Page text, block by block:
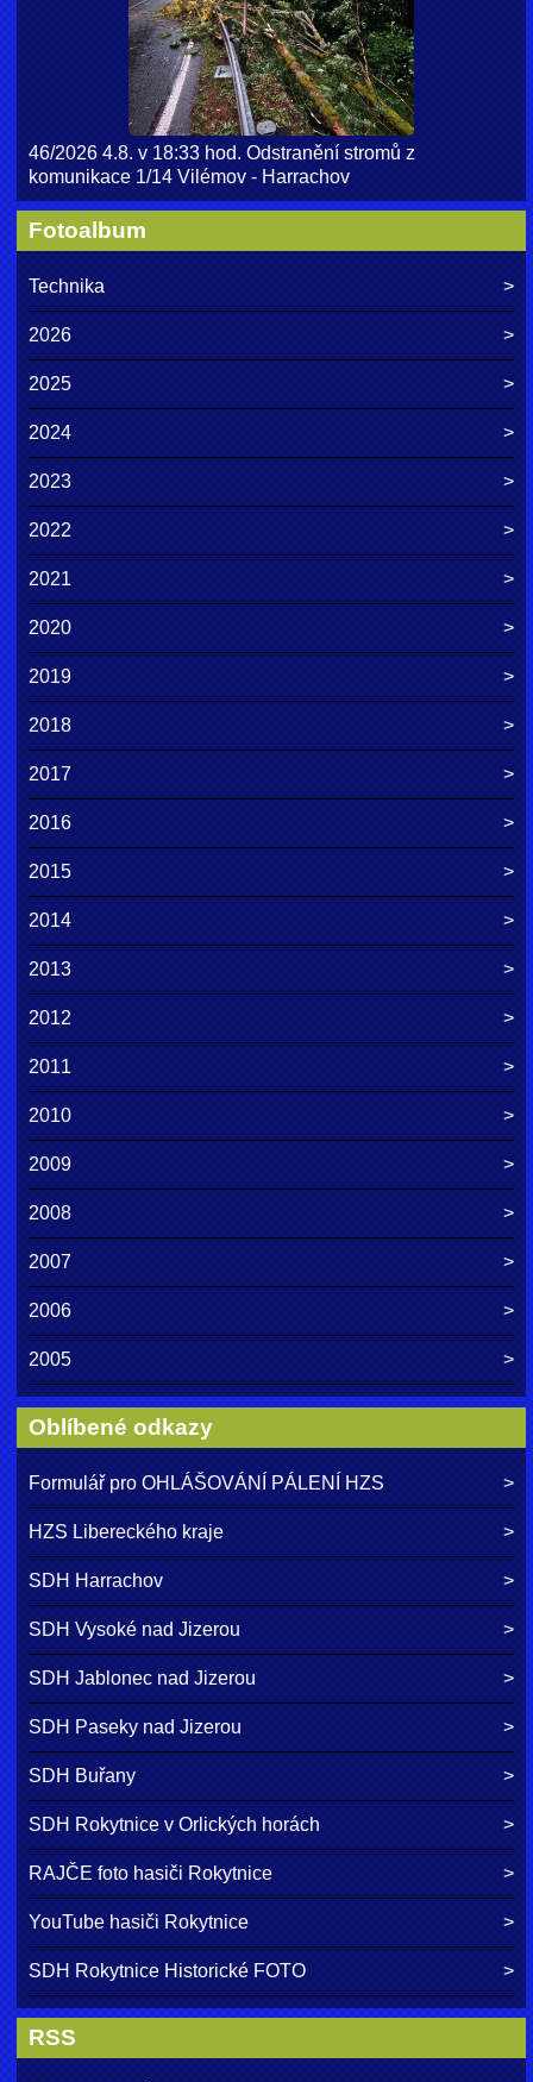
46/2026 4.8. v 18:33 hod. Odstranění stromů z
komunikace 1/14 Vilémov - Harrachov
Fotoalbum
Technika
2026
2025
2024
2023
2022
2021
2020
2019
2018
2017
2016
2015
2014
2013
2012
2011
2010
2009
2008
2007
2006
2005
Oblíbené odkazy
Formulář pro OHLÁŠOVÁNÍ PÁLENÍ HZS
HZS Libereckého kraje
SDH Harrachov
SDH Vysoké nad Jizerou
SDH Jablonec nad Jizerou
SDH Paseky nad Jizerou
SDH Buřany
SDH Rokytnice v Orlických horách
RAJČE foto hasiči Rokytnice
YouTube hasiči Rokytnice
SDH Rokytnice Historické FOTO
RSS